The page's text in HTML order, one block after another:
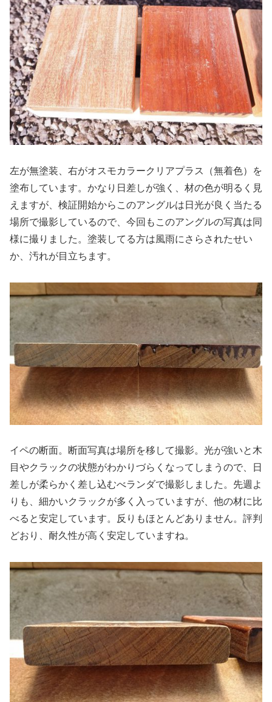
左が無塗装、右がオスモカラークリアプラス（無着色）を
塗布しています。かなり日差しが強く、材の色が明るく見
えますが、検証開始からこのアングルは日光が良く当たる
場所で撮影しているので、今回もこのアングルの写真は同
様に撮りました。塗装してる方は風雨にさらされたせい
か、汚れが目立ちます。
イペの断面。断面写真は場所を移して撮影。光が強いと木
目やクラックの状態がわかりづらくなってしまうので、日
差しが柔らかく差し込むべランダで撮影しました。先週よ
りも、細かいクラックが多く入っていますが、他の材に比
べると安定しています。反りもほとんどありません。評判
どおり、耐久性が高く安定していますね。